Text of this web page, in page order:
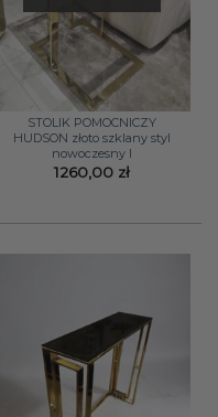
STOLIK POMOCNICZY
HUDSON złoto szklany styl
nowoczesny I
1260,00 zł